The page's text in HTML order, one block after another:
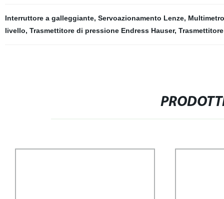
Interruttore a galleggiante, Servoazionamento Lenze,
livello, Trasmettitore di pressione Endress Hauser,